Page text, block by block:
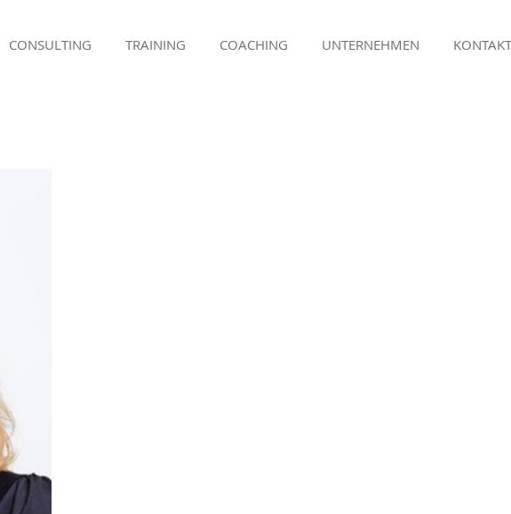
CONSULTING TRAINING COACHING UNTERNEHMEN KONTAKT